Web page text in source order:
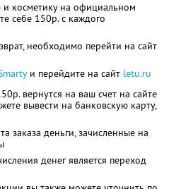
косметику на официальном
себе 150р. с каждого
необходимо перейти на сайт
и перейдите на сайт letu.ru
вернутся на ваш счет на сайте
вывести на банковскую карту,
заказа деньги, зачисленные на
денег является переход